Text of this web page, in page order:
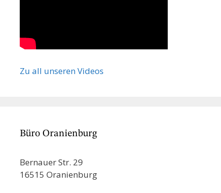
Zu all unseren Videos
Büro Oranienburg
Bernauer Str. 29
16515 Oranienburg